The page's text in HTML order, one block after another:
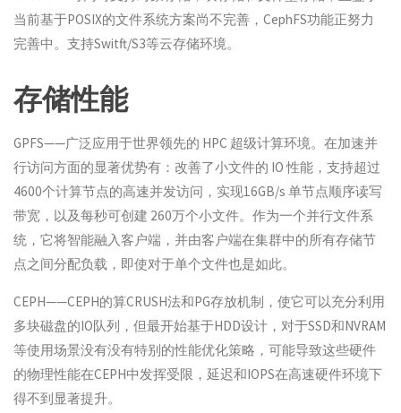
当前基于POSIX的文件系统方案尚不完善，CephFS功能正努力
完善中。支持Switft/S3等云存储环境。
存储性能
GPFS——广泛应用于世界领先的 HPC 超级计算环境。在加速并
行访问方面的显著优势有：改善了小文件的 IO 性能，支持超过
4600个计算节点的高速并发访问，实现16GB/s 单节点顺序读写
带宽，以及每秒可创建 260万个小文件。作为一个并行文件系
统，它将智能融入客户端，并由客户端在集群中的所有存储节
点之间分配负载，即使对于单个文件也是如此。
CEPH——CEPH的算CRUSH法和PG存放机制，使它可以充分利用
多块磁盘的IO队列，但最开始基于HDD设计，对于SSD和NVRAM
等使用场景没有没有特别的性能优化策略，可能导致这些硬件
的物理性能在CEPH中发挥受限，延迟和IOPS在高速硬件环境下
得不到显著提升。